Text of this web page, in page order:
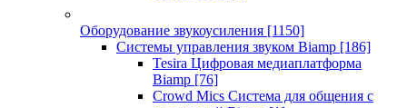
Оборудование звукоусиления [1150]
Системы управления звуком Biamp [186]
Tesira Цифровая медиаплатформа
Biamp [76]
Crowd Mics Система для общения с